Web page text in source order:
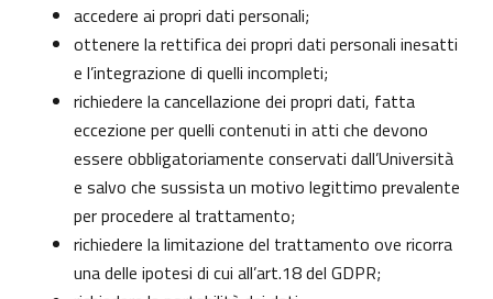
accedere ai propri dati personali;
ottenere la rettifica dei propri dati personali inesatti
e l’integrazione di quelli incompleti;
richiedere la cancellazione dei propri dati, fatta
eccezione per quelli contenuti in atti che devono
essere obbligatoriamente conservati dall’Università
e salvo che sussista un motivo legittimo prevalente
per procedere al trattamento;
richiedere la limitazione del trattamento ove ricorra
una delle ipotesi di cui all’art.18 del GDPR;